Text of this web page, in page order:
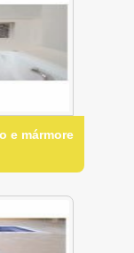
e mármore